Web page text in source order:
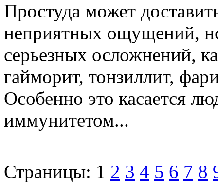
Простуда может
неприятных ощущений,
серьезных осложнений,
гайморит, тонзиллит,
Особенно это касается
иммунитетом...
Страницы: 1 2 3 4 5 6 7 8